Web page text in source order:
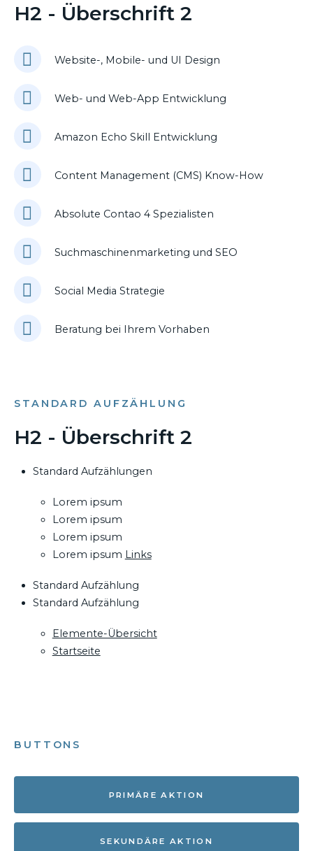
H2 - Überschrift 2
Website-, Mobile- und UI Design
Web- und Web-App Entwicklung
Amazon Echo Skill Entwicklung
Content Management (CMS) Know-How
Absolute Contao 4 Spezialisten
Suchmaschinenmarketing und SEO
Social Media Strategie
Beratung bei Ihrem Vorhaben
STANDARD AUFZÄHLUNG
H2 - Überschrift 2
Standard Aufzählungen
Lorem ipsum
Lorem ipsum
Lorem ipsum
Lorem ipsum Links
Standard Aufzählung
Standard Aufzählung
Elemente-Übersicht
Startseite
BUTTONS
PRIMÄRE AKTION
SEKUNDÄRE AKTION